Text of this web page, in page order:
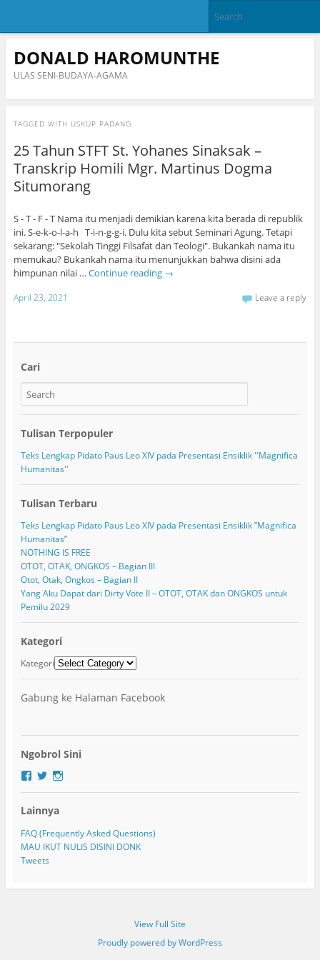
DONALD HAROMUNTHE
ULAS SENI-BUDAYA-AGAMA
TAGGED WITH USKUP PADANG
25 Tahun STFT St. Yohanes Sinaksak –
Transkrip Homili Mgr. Martinus Dogma
Situmorang
S - T - F - T Nama itu menjadi demikian karena kita berada di republik
ini. S-e-k-o-l-a-h T-i-n-g-g-i. Dulu kita sebut Seminari Agung. Tetapi
sekarang: "Sekolah Tinggi Filsafat dan Teologi". Bukankah nama itu
memukau? Bukankah nama itu menunjukkan bahwa disini ada
himpunan nilai … Continue reading →
April 23, 2021 Leave a reply
Cari
Tulisan Terpopuler
Teks Lengkap Pidato Paus Leo XIV pada Presentasi Ensiklik ''Magnifica
Humanitas''
Tulisan Terbaru
Teks Lengkap Pidato Paus Leo XIV pada Presentasi Ensiklik ”Magnifica
Humanitas”
NOTHING IS FREE
OTOT, OTAK, ONGKOS – Bagian III
Otot, Otak, Ongkos – Bagian II
Yang Aku Dapat dari Dirty Vote II – OTOT, OTAK dan ONGKOS untuk
Pemilu 2029
Kategori
Kategori
Gabung ke Halaman Facebook
Ngobrol Sini
F
e
o
o
T
t
e
r
g
r
Lainnya
FAQ (Frequently Asked Questions)
MAU IKUT NULIS DISINI DONK
Tweets
View Full Site
Proudly powered by WordPress